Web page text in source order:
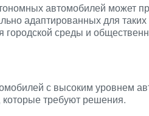
автомобилей может
адаптированных для
среды и
с высоким уровнем
которые требуют решения.